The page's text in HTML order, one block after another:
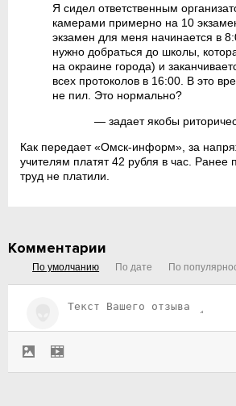
Я сидел ответственным
камерами примерно на 10
экзамен для меня начинается в
нужно добраться до школы,
на окраине города) и
всех протоколов в 16:00. В это
не пил. Это нормально?
— задает якобы
Как передает «Омск-информ», за
учителям платят 42 рубля в час. Ранее
труд не платили.
Комментарии
По умолчанию По дате По